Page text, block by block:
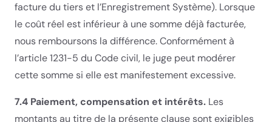
facture du tiers et l’Enregistrement Système). Lorsque
le coût réel est inférieur à une somme déjà facturée,
nous remboursons la différence. Conformément à
l’article 1231-5 du Code civil, le juge peut modérer
cette somme si elle est manifestement excessive.
7.4 Paiement, compensation et intérêts. Les
montants au titre de la présente clause sont exigibles